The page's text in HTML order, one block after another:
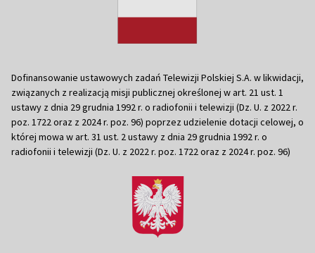
Dofinansowanie ustawowych zadań Telewizji Polskiej S.A. w likwidacji,
związanych z realizacją misji publicznej określonej w art. 21 ust. 1
ustawy z dnia 29 grudnia 1992 r. o radiofonii i telewizji (Dz. U. z 2022 r.
poz. 1722 oraz z 2024 r. poz. 96) poprzez udzielenie dotacji celowej, o
której mowa w art. 31 ust. 2 ustawy z dnia 29 grudnia 1992 r. o
radiofonii i telewizji (Dz. U. z 2022 r. poz. 1722 oraz z 2024 r. poz. 96)